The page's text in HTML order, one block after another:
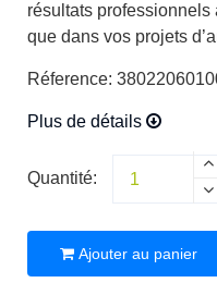
résultats
que dans vos projets
Réference:
Plus de détails
Quantité:
Ajouter au panier